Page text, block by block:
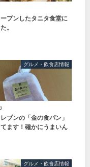
プンしたタニタ食堂に
。
グルメ・飲食店情報
ブンの「金の食パン」
ます！確かにうまいん
グルメ・飲食店情報